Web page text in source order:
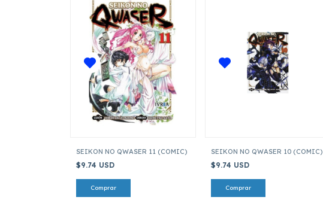
SEIKON NO QWASER 11 (COMIC)
$9.74 USD
SEIKON NO QWASER 10 (COMIC)
$9.74 USD